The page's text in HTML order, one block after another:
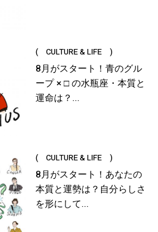
( CULTURE & LIFE )
8月がスタート！青のグル
ープ × □ の水瓶座・本質と
運命は？...
( CULTURE & LIFE )
8月がスタート！あなたの
本質と運勢は？自分らしさ
を形にして...